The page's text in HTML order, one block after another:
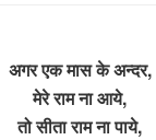
अगर एक मास के अन्दर,
मेरे राम ना आये,
तो सीता राम ना पाये,